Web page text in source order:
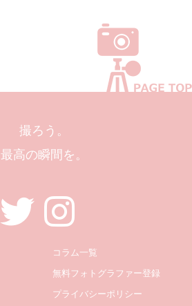
撮ろう。
最高の瞬間を。
コラム一覧
無料フォトグラファー登録
プライバシーポリシー